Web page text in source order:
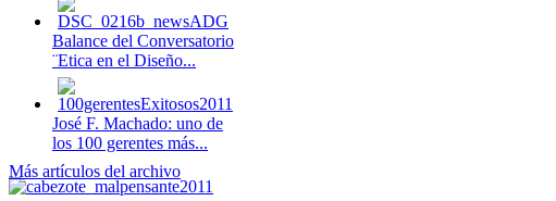
Balance del Conversatorio
¨Etica en el Diseño...
José F. Machado: uno de
los 100 gerentes más...
Más artículos del archivo